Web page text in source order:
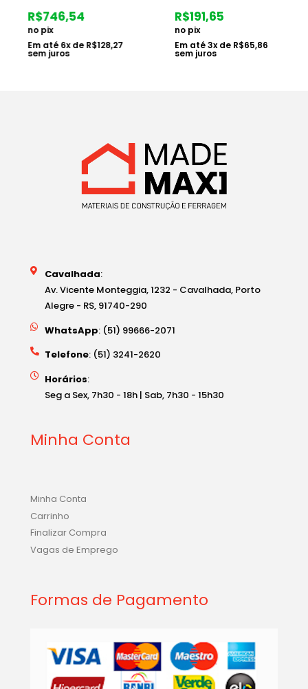
R$746,54
no pix
Em até6x deR$128,27
sem juros
R$191,65
no pix
Em até3x deR$65,86
sem juros
Cavalhada:
Av. Vicente Monteggia, 1232 - Cavalhada, Porto
Alegre - RS, 91740-290
WhatsApp: (51) 99666-2071
Telefone: (51) 3241-2620
Horários:
Seg a Sex, 7h30 - 18h | Sab, 7h30 - 15h30
Minha Conta
Minha Conta
Carrinho
Finalizar Compra
Vagas de Emprego
Formas de Pagamento